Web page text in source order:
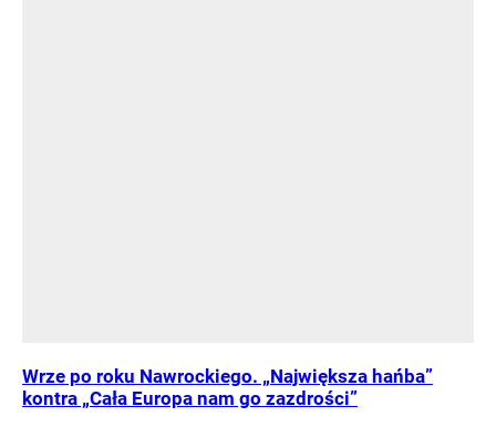
Wrze po roku Nawrockiego. „Największa hańba”
kontra „Cała Europa nam go zazdrości”